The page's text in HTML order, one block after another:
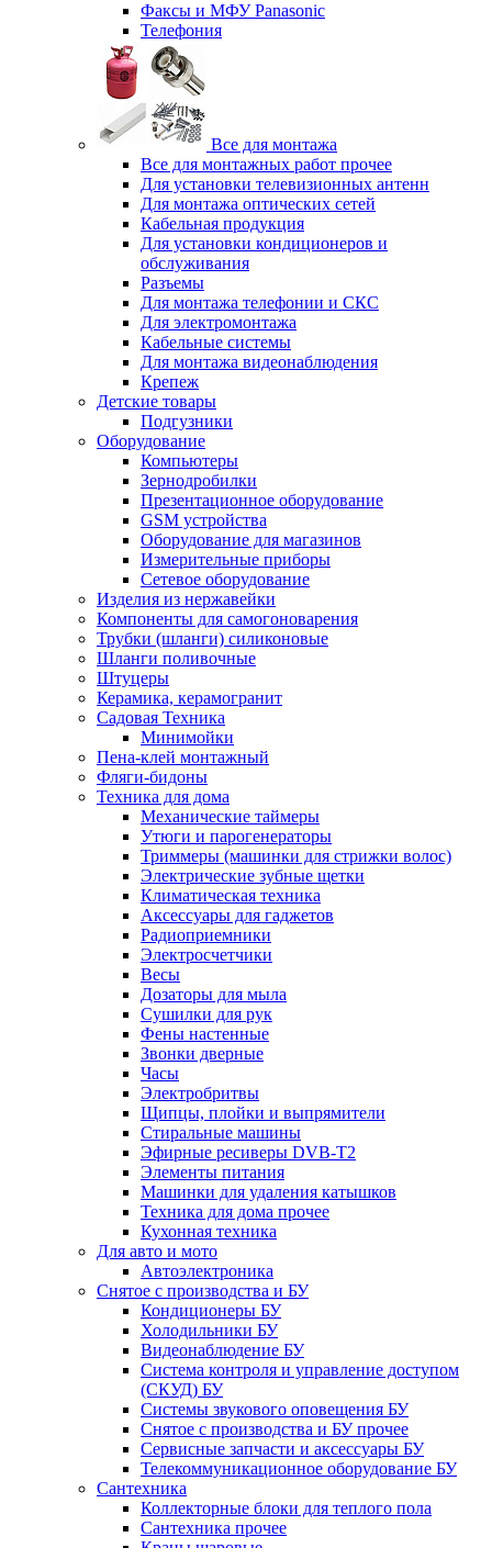
Факсы и МФУ Panasonic
Телефония
Все для монтажа
Все для монтажных работ прочее
Для установки телевизионных антенн
Для монтажа оптических сетей
Кабельная продукция
Для установки кондиционеров и
обслуживания
Разъемы
Для монтажа телефонии и СКС
Для электромонтажа
Кабельные системы
Для монтажа видеонаблюдения
Крепеж
Детские товары
Подгузники
Оборудование
Компьютеры
Зернодробилки
Презентационное оборудование
GSM устройства
Оборудование для магазинов
Измерительные приборы
Сетевое оборудование
Изделия из нержавейки
Компоненты для самогоноварения
Трубки (шланги) силиконовые
Шланги поливочные
Штуцеры
Керамика, керамогранит
Садовая Техника
Минимойки
Пена-клей монтажный
Фляги-бидоны
Техника для дома
Механические таймеры
Утюги и парогенераторы
Триммеры (машинки для стрижки волос)
Электрические зубные щетки
Климатическая техника
Аксессуары для гаджетов
Радиоприемники
Электросчетчики
Весы
Дозаторы для мыла
Сушилки для рук
Фены настенные
Звонки дверные
Часы
Электробритвы
Щипцы, плойки и выпрямители
Стиральные машины
Эфирные ресиверы DVB-T2
Элементы питания
Машинки для удаления катышков
Техника для дома прочее
Кухонная техника
Для авто и мото
Автоэлектроника
Снятое с производства и БУ
Кондиционеры БУ
Холодильники БУ
Видеонаблюдение БУ
Система контроля и управление доступом
(СКУД) БУ
Системы звукового оповещения БУ
Снятое с производства и БУ прочее
Сервисные запчасти и аксессуары БУ
Телекоммуникационное оборудование БУ
Сантехника
Коллекторные блоки для теплого пола
Сантехника прочее